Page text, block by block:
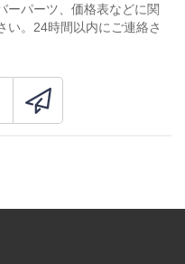
ーパーツ、価格表などに関
い。24時間以内にご連絡さ